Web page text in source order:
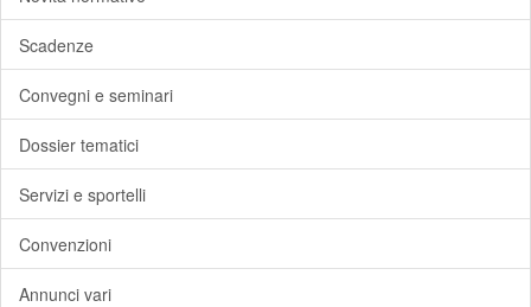
Scadenze
Convegni e seminari
Dossier tematici
Servizi e sportelli
Convenzioni
Annunci vari